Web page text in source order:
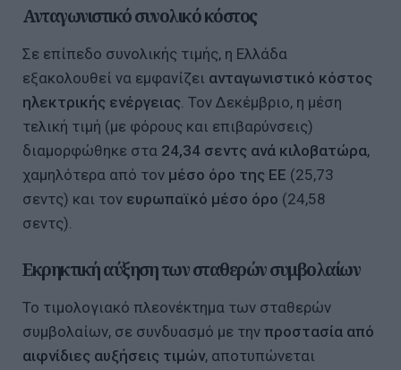
Ανταγωνιστικό συνολικό κόστος
Σε επίπεδο συνολικής τιμής, η Ελλάδα
εξακολουθεί να εμφανίζει ανταγωνιστικό κόστος
ηλεκτρικής ενέργειας. Τον Δεκέμβριο, η μέση
τελική τιμή (με φόρους και επιβαρύνσεις)
διαμορφώθηκε στα 24,34 σεντς ανά κιλοβατώρα,
χαμηλότερα από τον μέσο όρο της ΕΕ (25,73
σεντς) και τον ευρωπαϊκό μέσο όρο (24,58
σεντς).
Εκρηκτική αύξηση των σταθερών συμβολαίων
Το τιμολογιακό πλεονέκτημα των σταθερών
συμβολαίων, σε συνδυασμό με την προστασία από
αιφνίδιες αυξήσεις τιμών, αποτυπώνεται